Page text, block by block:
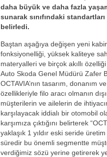
daha büyük ve daha fazla
sunarak sınıfındaki
belirledi.
Baştan aşağıya değişen yeni
fonksiyonelliği, yüksek kaliteye
materyalleri ve birçok akıllı
Auto Skoda Genel Müdürü Zafer
OCTAVIA’nın tasarım, donanım
özellikleriyle filo aracı olmanın
müşterilerin ve ailelerin de
karşılayacak iddialı bir otomobil
karşımıza çıktığını belirterek
yaklaşık 1 yıldır eski seride
süredir bu önemli segmentte
verdiğimiz sözü yerine getirerek